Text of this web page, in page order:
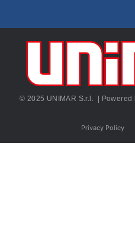
© 2025 UNIMAR S.r.l. |
Privacy Policy